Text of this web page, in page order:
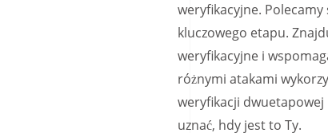
weryfikacyjne.
kluczowego etapu.
weryfikacyjne i
różnymi atakami
weryfikacji dwuetapowej
uznać, hdy jest to Ty.